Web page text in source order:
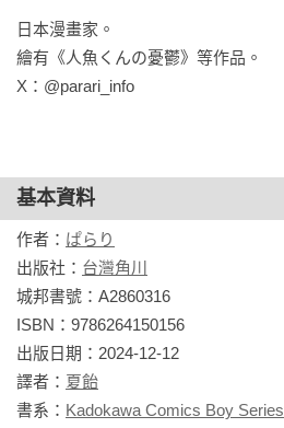
日本漫畫家。
繪有《人魚くんの憂鬱》等作品。
基本資料
作者： ぱらり
出版社： 台灣角川
城邦書號：A2860316
ISBN：9786264150156
出版日期：2024-12-12
譯者： 夏飴
書系： Kadokawa Comics Boy Series